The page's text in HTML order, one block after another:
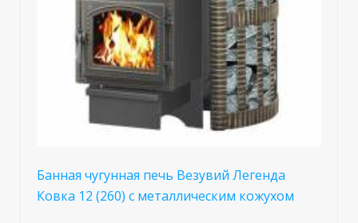
Банная чугунная печь Везувий Легенда
Ковка 12 (260) с металлическим кожухом